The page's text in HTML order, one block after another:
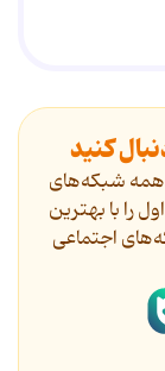
کنید
همه شبکه‌های
را با بهترین
اجتماعی